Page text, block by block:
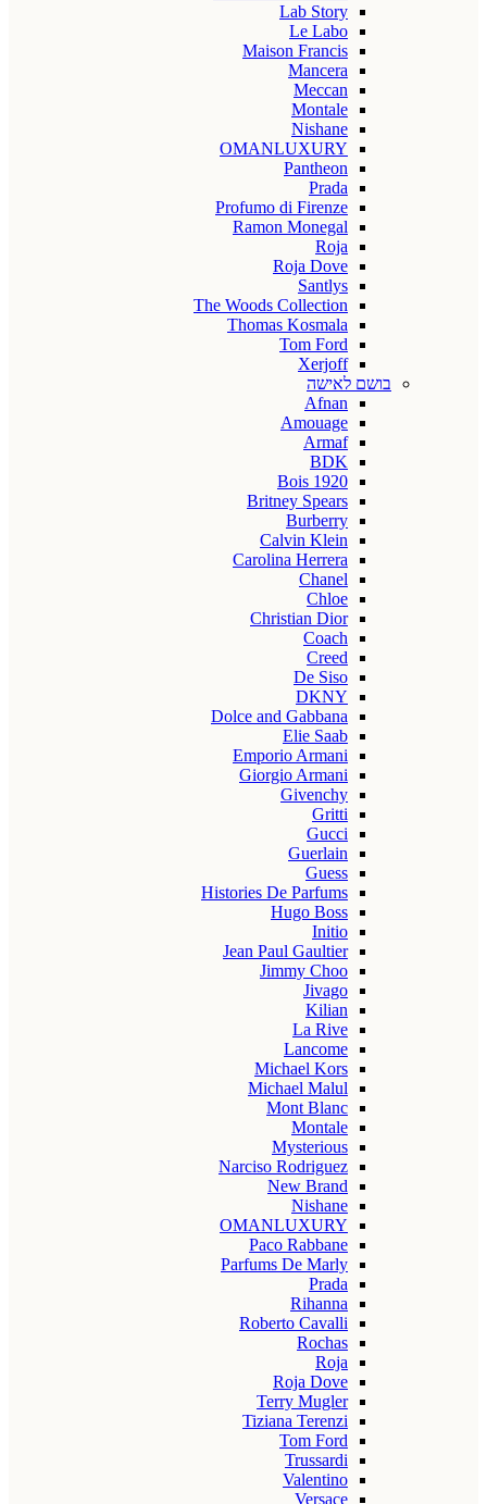
Lab Story
Le Labo
Maison Francis
Mancera
Meccan
Montale
Nishane
OMANLUXURY
Pantheon
Prada
Profumo di Firenze
Ramon Monegal
Roja
Roja Dove
Santlys
The Woods Collection
Thomas Kosmala
Tom Ford
Xerjoff
בושם לאישה
Afnan
Amouage
Armaf
BDK
Bois 1920
Britney Spears
Burberry
Calvin Klein
Carolina Herrera
Chanel
Chloe
Christian Dior
Coach
Creed
De Siso
DKNY
Dolce and Gabbana
Elie Saab
Emporio Armani
Giorgio Armani
Givenchy
Gritti
Gucci
Guerlain
Guess
Histories De Parfums
Hugo Boss
Initio
Jean Paul Gaultier
Jimmy Choo
Jivago
Kilian
La Rive
Lancome
Michael Kors
Michael Malul
Mont Blanc
Montale
Mysterious
Narciso Rodriguez
New Brand
Nishane
OMANLUXURY
Paco Rabbane
Parfums De Marly
Prada
Rihanna
Roberto Cavalli
Rochas
Roja
Roja Dove
Terry Mugler
Tiziana Terenzi
Tom Ford
Trussardi
Valentino
Versace